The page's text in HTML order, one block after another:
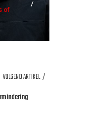
of
VOLGEND ARTIKEL